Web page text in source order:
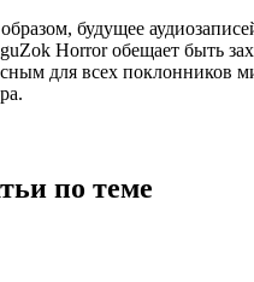
будущее
Horror обещает быть
для всех поклонников
по теме